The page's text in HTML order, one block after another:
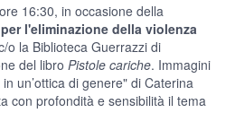
16:30, in occasione della
l'eliminazione della violenza
o la Biblioteca Guerrazzi di
del libro Pistole cariche. Immagini
un’ottica di genere" di Caterina
con profondità e sensibilità il tema